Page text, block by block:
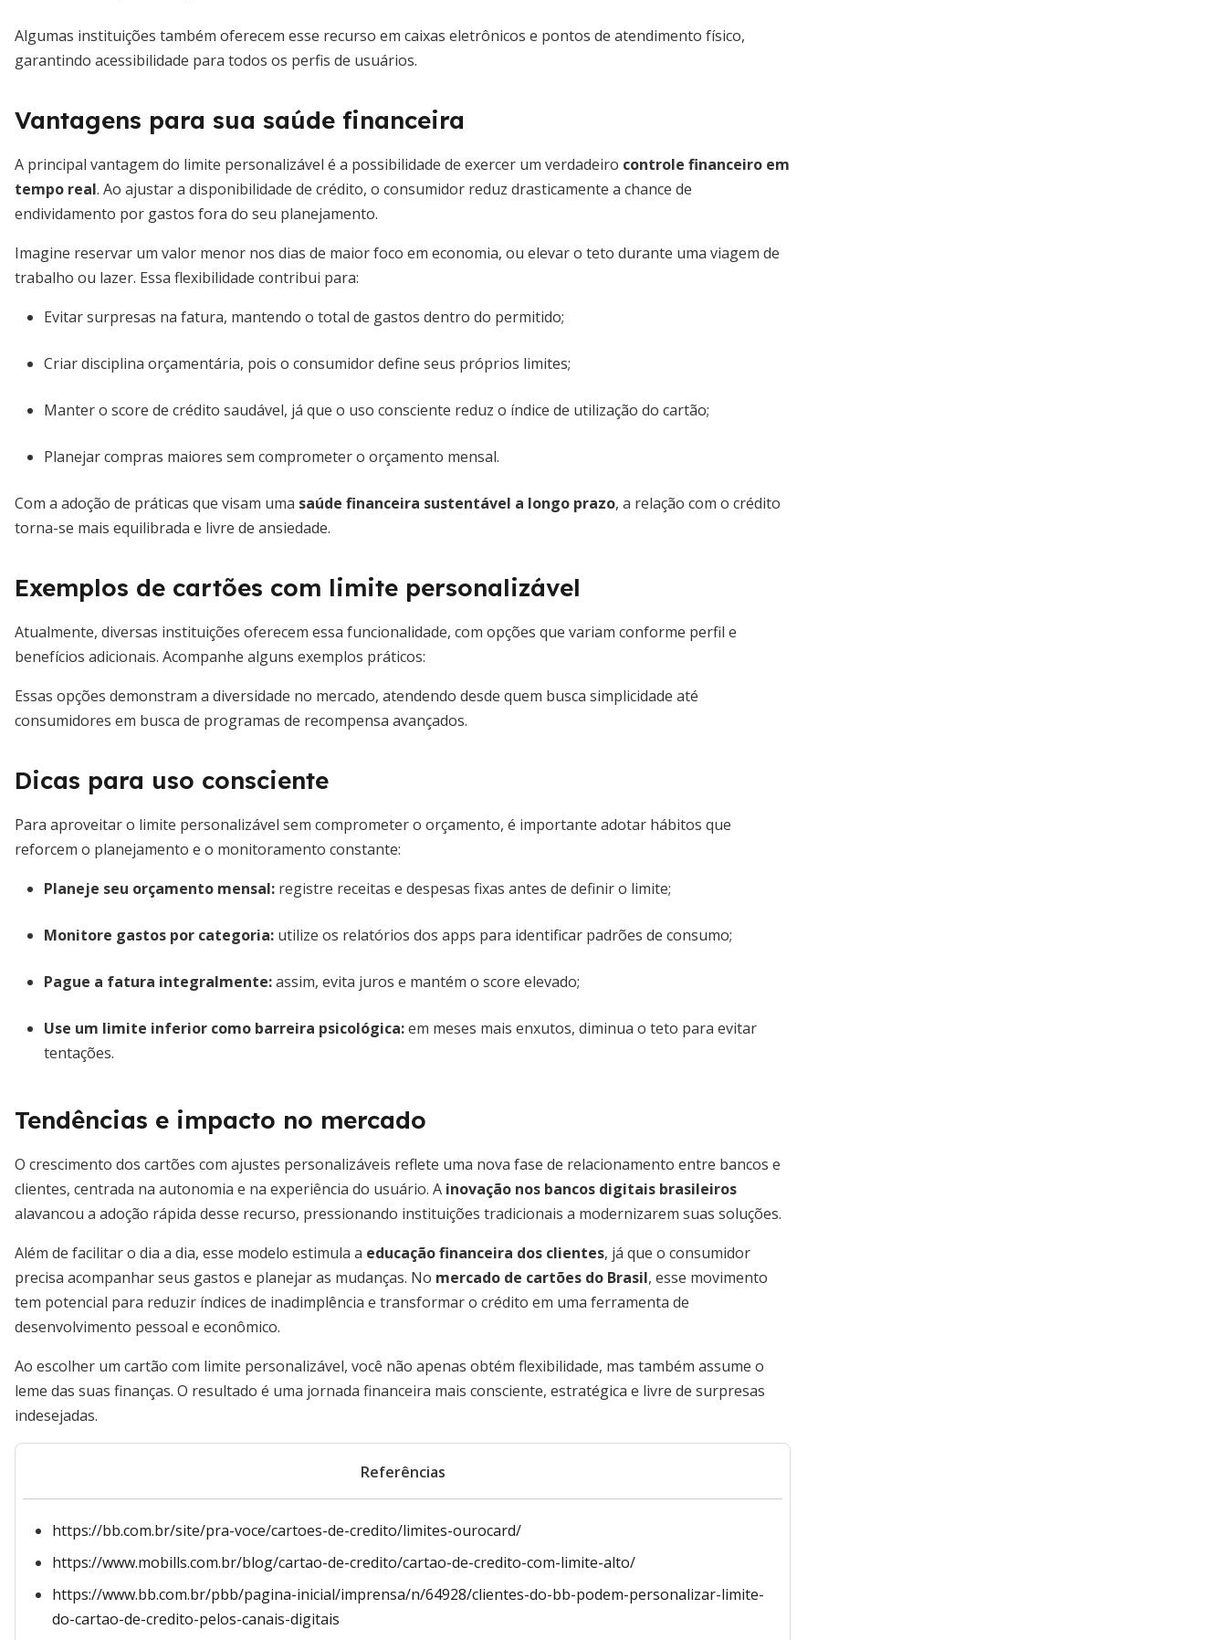
Algumas instituições também oferecem esse recurso em caixas eletrônicos e pontos de atendimento físico,
garantindo acessibilidade para todos os perfis de usuários.
Vantagens para sua saúde financeira
A principal vantagem do limite personalizável é a possibilidade de exercer um verdadeiro controle financeiro em
tempo real. Ao ajustar a disponibilidade de crédito, o consumidor reduz drasticamente a chance de
endividamento por gastos fora do seu planejamento.
Imagine reservar um valor menor nos dias de maior foco em economia, ou elevar o teto durante uma viagem de
trabalho ou lazer. Essa flexibilidade contribui para:
Evitar surpresas na fatura, mantendo o total de gastos dentro do permitido;
Criar disciplina orçamentária, pois o consumidor define seus próprios limites;
Manter o score de crédito saudável, já que o uso consciente reduz o índice de utilização do cartão;
Planejar compras maiores sem comprometer o orçamento mensal.
Com a adoção de práticas que visam uma saúde financeira sustentável a longo prazo, a relação com o crédito
torna-se mais equilibrada e livre de ansiedade.
Exemplos de cartões com limite personalizável
Atualmente, diversas instituições oferecem essa funcionalidade, com opções que variam conforme perfil e
benefícios adicionais. Acompanhe alguns exemplos práticos:
Essas opções demonstram a diversidade no mercado, atendendo desde quem busca simplicidade até
consumidores em busca de programas de recompensa avançados.
Dicas para uso consciente
Para aproveitar o limite personalizável sem comprometer o orçamento, é importante adotar hábitos que
reforcem o planejamento e o monitoramento constante:
Planeje seu orçamento mensal: registre receitas e despesas fixas antes de definir o limite;
Monitore gastos por categoria: utilize os relatórios dos apps para identificar padrões de consumo;
Pague a fatura integralmente:assim, evita juros e mantém o score elevado;
Use um limite inferior como barreira psicológica:em meses mais enxutos, diminua o teto para evitar
tentações.
Tendências e impacto no mercado
O crescimento dos cartões com ajustes personalizáveis reflete uma nova fase de relacionamento entre bancos e
clientes, centrada na autonomia e na experiência do usuário. A inovação nos bancos digitais brasileiros
alavancou a adoção rápida desse recurso, pressionando instituições tradicionais a modernizarem suas soluções.
Além de facilitar o dia a dia, esse modelo estimula a educação financeira dos clientes, já que o consumidor
precisa acompanhar seus gastos e planejar as mudanças. No mercado de cartões do Brasil, esse movimento
tem potencial para reduzir índices de inadimplência e transformar o crédito em uma ferramenta de
desenvolvimento pessoal e econômico.
Ao escolher um cartão com limite personalizável, você não apenas obtém flexibilidade, mas também assume o
leme das suas finanças. O resultado é uma jornada financeira mais consciente, estratégica e livre de surpresas
indesejadas.
Referências
https://bb.com.br/site/pra-voce/cartoes-de-credito/limites-ourocard/
https://www.mobills.com.br/blog/cartao-de-credito/cartao-de-credito-com-limite-alto/
https://www.bb.com.br/pbb/pagina-inicial/imprensa/n/64928/clientes-do-bb-podem-personalizar-limite-
do-cartao-de-credito-pelos-canais-digitais